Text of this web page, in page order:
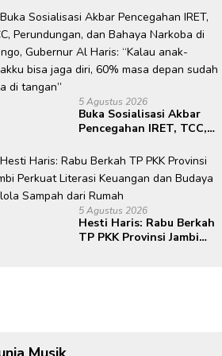
Lokasi Pembangunan BTN
Bungo Green City
5 Agustus 2026
Buka Sosialisasi Akbar
Pencegahan IRET, TCC,
Narkoba di Bungo,
Gubernur Al Haris: “Kalau
anak-anakku bisa jaga
diri, 60% masa depan
sudah ada di tangan”
5 Agustus 2026
Hesti Haris: Rabu Berkah
TP PKK Provinsi Jambi